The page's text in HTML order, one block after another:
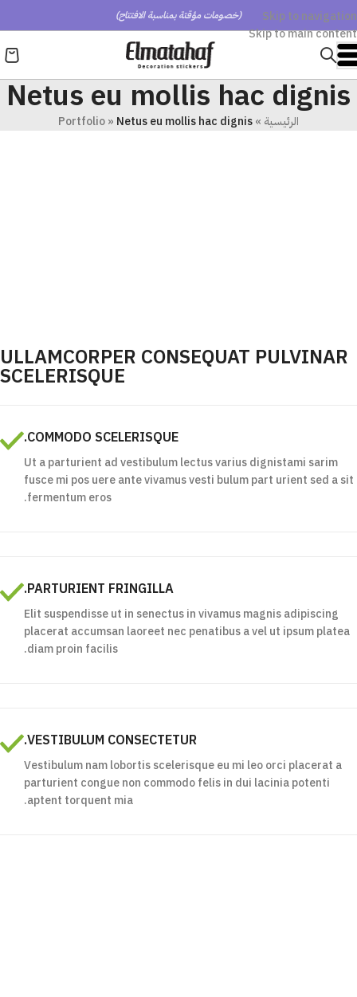
Skip to navigation
Skip to main content
(خصومات مؤقتة بمناسبة الافتتاح)
Netus eu mollis hac dignis
الرئيسية »
Portfolio» Netus eu mollis hac dignis
ULLAMCORPER CONSEQUAT PULVINAR
SCELERISQUE
COMMODO SCELERISQUE.
Ut a parturient ad vestibulum lectus varius dignistami sarim
fusce mi pos uere ante vivamus vesti bulum part urient sed a sit
fermentum eros.
PARTURIENT FRINGILLA.
Elit suspendisse ut in senectus in vivamus magnis adipiscing
placerat accumsan laoreet nec penatibus a vel ut ipsum platea
diam proin facilis.
VESTIBULUM CONSECTETUR.
Vestibulum nam lobortis scelerisque eu mi leo orci placerat a
parturient congue non commodo felis in dui lacinia potenti
aptent torquent mia.